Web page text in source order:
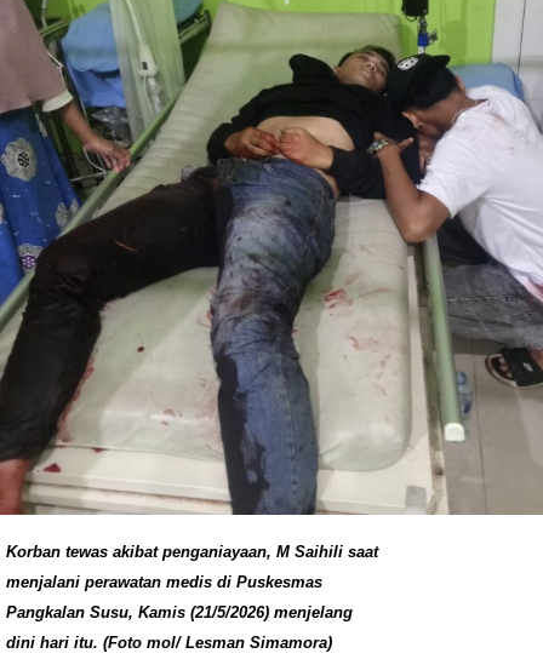
Korban tewas akibat penganiayaan, M Saihili saat
menjalani perawatan medis di Puskesmas
Pangkalan Susu, Kamis (21/5/2026) menjelang
dini hari itu. (Foto mol/ Lesman Simamora)